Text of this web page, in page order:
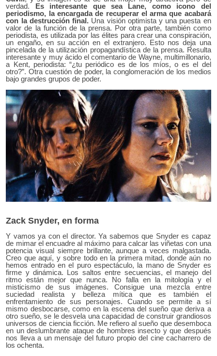
verdad. Es interesante que sea Lane, como icono del
periodismo, la encargada de recuperar el arma que acabará
con la destrucción final. Una visión optimista y una puesta en
valor de la función de la prensa. Por otra parte, también como
periodista, es utilizada por las élites para crear una conspiración,
un engaño, en su acción en el extranjero. Esto nos deja una
pincelada de la utilización propagandística de la prensa. Resulta
interesante y muy ácido el comentario de Wayne, multimillonario,
a Kent, periodista: “¿tu periódico es de los míos, o es el del
otro?”. Otra cuestión de poder, la conglomeración de los medios
bajo grandes grupos de poder.
Zack Snyder, en forma
Y vamos ya con el director. Ya sabemos que Snyder es capaz
de mimar el encuadre al máximo para calcar las viñetas con una
potencia visual siempre brillante, aunque a veces malgastada.
Creo que aquí, y sobre todo en la primera mitad, donde aún no
hemos entrado en el puro espectáculo, la mano de Snyder es
firme y dinámica. Los saltos entre secuencias, el manejo del
ritmo están mejor que nunca. No falla en la mitología y el
misticismo de sus imágenes. Consigue una mezcla entre
suciedad realista y belleza mítica que es también el
enfrentamiento de sus personajes. Cuando se permite a sí
mismo desbocarse, como en la escena del sueño que deriva a
otro sueño, se le desvela una capacidad de construir grandiosos
universos de ciencia ficción. Me refiero al sueño que desemboca
en un deslumbrante ataque de hombres insecto y que después
nos lleva a un mensaje del futuro propio del cine cacharrero de
los ochenta.